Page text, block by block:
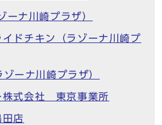
ーナ川崎プラザ）
ドチキン（ラゾーナ川崎プ
ーナ川崎プラザ）
株式会社 東京事業所
田店